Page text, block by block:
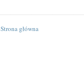
Strona główna